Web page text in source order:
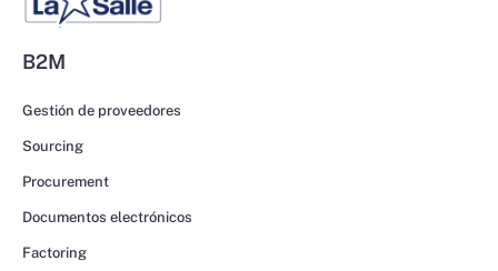
B2M
Gestión de proveedores
Sourcing
Procurement
Documentos electrónicos
Factoring